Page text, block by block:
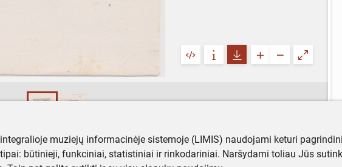
muziejų informacinėje sistemoje (LIMIS) naudojami keturi
būtinieji, funkciniai, statistiniai ir rinkodariniai. Naršydami toliau Jūs